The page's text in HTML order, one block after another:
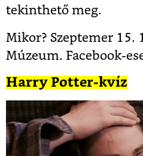
tekinthető meg.
Mikor? Szeptemer 15.
Múzeum. Facebook-
Harry Potter-kvíz